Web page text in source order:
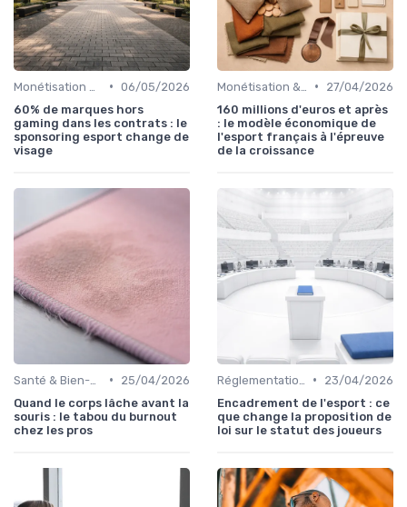
• 06/05/2026
60% de marques hors
gaming dans les contrats : le
sponsoring esport change de
visage
•
27/04/2026
160 millions d'euros et après
: le modèle économique de
l'esport français à l'épreuve
de la croissance
•
25/04/2026
Quand le corps lâche avant la
souris : le tabou du burnout
chez les pros
•
23/04/2026
Encadrement de l'esport : ce
que change la proposition de
loi sur le statut des joueurs